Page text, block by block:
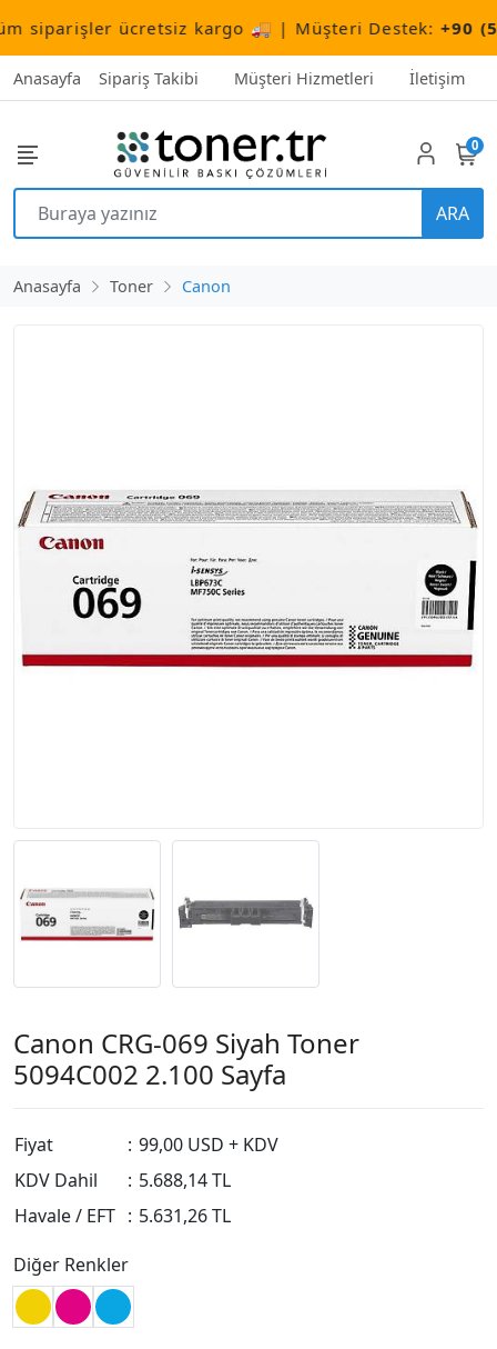
ücretsiz kargo 🚚 | Müşteri Destek:+90 (506)
Anasayfa Sipariş Takibi Müşteri Hizmetleri İletişim
ARA
0
Anasayfa Toner Canon
Canon CRG-069 Siyah Toner
5094C002 2.100 Sayfa
Fiyat : 99,00 USD + KDV
KDV Dahil
: 5.688,14 TL
Havale / EFT : 5.631,26 TL
Diğer Renkler